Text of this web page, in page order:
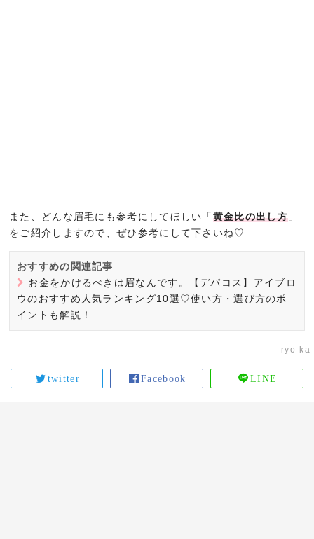
また、どんな眉毛にも参考にしてほしい「 黄金比の出し方」
をご紹介しますので、ぜひ参考にして下さいね♡
おすすめの関連記事
お金をかけるべきは眉なんです。【デパコス】アイブロ
ウのおすすめ人気ランキング10選♡使い方・選び方のポ
イントも解説！
ryo-ka
twitter Facebook LINE